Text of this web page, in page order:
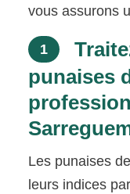
vous assurons
1
punaises
Les punaises
leurs indices